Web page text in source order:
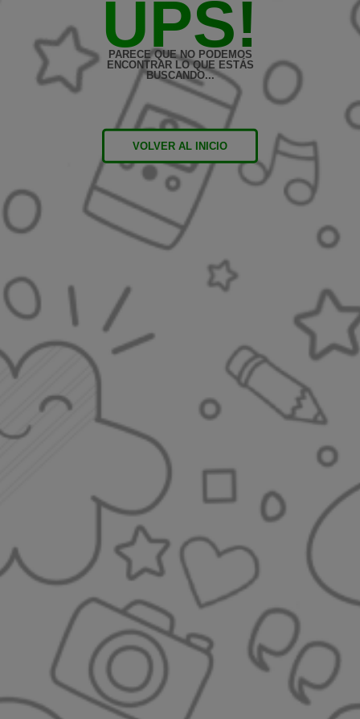
UPS!
PARECE QUE NO PODEMOS
ENCONTRAR LO QUE ESTÁS
BUSCANDO...
VOLVER AL INICIO